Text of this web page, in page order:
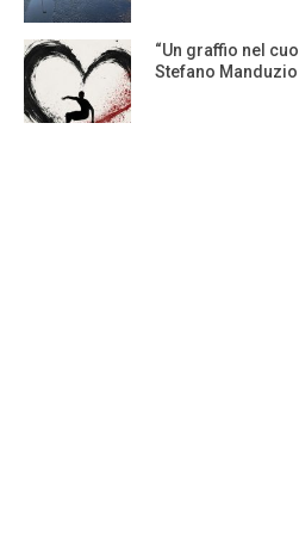
“Un graffio nel
Stefano Manduzio